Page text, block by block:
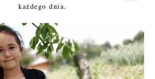
każdego dnia.